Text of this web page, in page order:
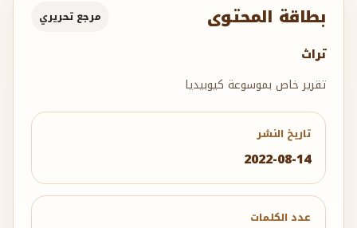
بطاقة المحتوى مرجع تحريري
تراث
تقرير خاص بموسوعة كيوبيديا
تاريخ النشر
2022-08-14
عدد الكلمات